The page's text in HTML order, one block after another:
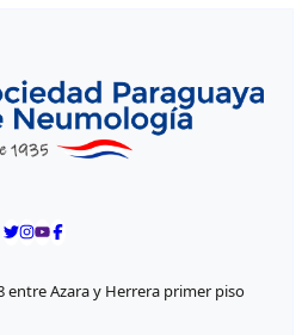
entre Azara y Herrera primer piso